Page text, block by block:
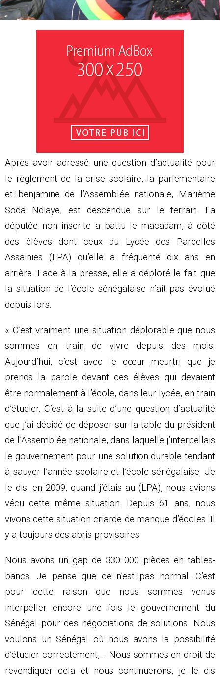
Après avoir adressé une question d’actualité pour
le règlement de la crise scolaire, la parlementaire
et benjamine de l’Assemblée nationale, Marième
Soda Ndiaye, est descendue sur le terrain. La
députée non inscrite a battu le macadam, à côté
des élèves dont ceux du Lycée des Parcelles
Assainies (LPA) qu’elle a fréquenté dix ans en
arrière. Face à la presse, elle a déploré le fait que
la situation de l’école sénégalaise n’ait pas évolué
depuis lors.
« C’est vraiment une situation déplorable que nous
sommes en train de vivre depuis des mois.
Aujourd’hui, c’est avec le cœur meurtri que je
prends la parole devant ces élèves qui devaient
être normalement à l’école, dans leur lycée, en train
d’étudier. C’est à la suite d’une question d’actualité
que j’ai décidé de déposer sur la table du président
de l’Assemblée nationale, dans laquelle j’interpellais
le gouvernement pour une solution durable tendant
à sauver l’année scolaire et l’école sénégalaise. Je
le dis, en 2009, quand j’étais au (LPA), nous avions
vécu cette même situation. Depuis 61 ans, nous
vivons cette situation criarde de manque d’écoles. Il
y a toujours des abris provisoires.
Nous avons un gap de 330 000 pièces en tables-
bancs. Je pense que ce n’est pas normal. C’est
pour cette raison que nous sommes venus
interpeller encore une fois le gouvernement du
Sénégal pour des négociations de solutions. Nous
voulons un Sénégal où nous avons la possibilité
d’étudier correctement,… Nous sommes en droit de
revendiquer cela et nous continuerons, je le dis